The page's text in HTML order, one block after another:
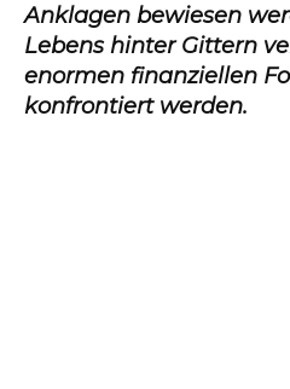
Anklagen bewiesen
Lebens hinter Gittern
enormen finanziellen
konfrontiert werden.